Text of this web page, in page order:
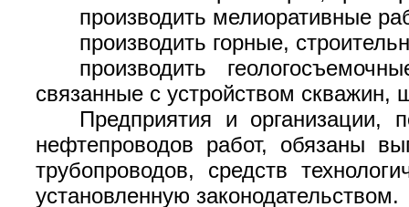
производить мелиоративные
производить горные,
производить
связанные с устройством
Предприятия и организации,
нефтепроводов работ, обязаны
трубопроводов, средств
установленную законодательством.